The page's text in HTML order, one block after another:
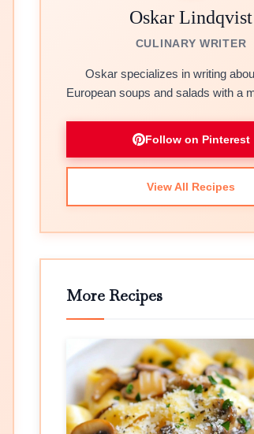
Oskar Lindqvist
CULINARY WRITER
Oskar specializes in writing
European soups and salads with a
Follow on Pinterest
View All Recipes
More Recipes